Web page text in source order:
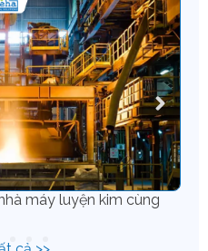
máy luyện kim cùng